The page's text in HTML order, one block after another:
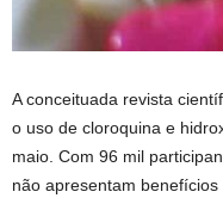
A conceituada revista
o uso de cloroquina e
maio. Com 96 mil
não apresentam